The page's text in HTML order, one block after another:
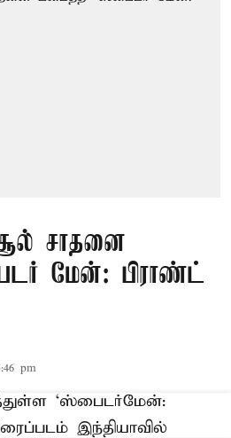
சாதனை
மேன்: பிராண்ட்
pm
‘ஸ்பைடர்மேன்:
இந்தியாவில்